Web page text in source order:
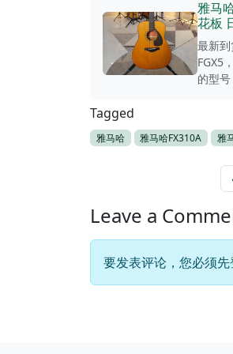
雅马
花板
最新
FGX5
的型
Tagged
雅马哈 雅马哈FX310A 雅
Leave a
要发表评论，您必须先